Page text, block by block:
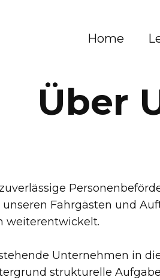
Home
Über
Fahrgästen und
weiterentwickelt.
Unternehmen in
strukturelle